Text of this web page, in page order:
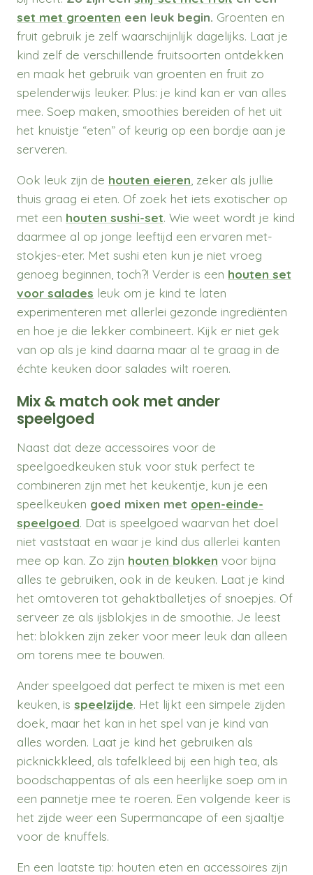
set met groenten een leuk begin. Groenten en
fruit gebruik je zelf waarschijnlijk dagelijks. Laat je
kind zelf de verschillende fruitsoorten ontdekken
en maak het gebruik van groenten en fruit zo
spelenderwijs leuker. Plus: je kind kan er van alles
mee. Soep maken, smoothies bereiden of het uit
het knuistje “eten” of keurig op een bordje aan je
serveren.
Ook leuk zijn de houten eieren , zeker als jullie
thuis graag ei eten. Of zoek het iets exotischer op
met een houten sushi-set. Wie weet wordt je kind
daarmee al op jonge leeftijd een ervaren met-
stokjes-eter. Met sushi eten kun je niet vroeg
genoeg beginnen, toch?! Verder is een houten set
voor salades leuk om je kind te laten
experimenteren met allerlei gezonde ingrediënten
en hoe je die lekker combineert. Kijk er niet gek
van op als je kind daarna maar al te graag in de
échte keuken door salades wilt roeren.
Mix & match ook met ander
speelgoed
Naast dat deze accessoires voor de
speelgoedkeuken stuk voor stuk perfect te
combineren zijn met het keukentje, kun je een
speelkeuken goed mixen met open-einde-
speelgoed. Dat is speelgoed waarvan het doel
niet vaststaat en waar je kind dus allerlei kanten
mee op kan. Zo zijn houten blokken voor bijna
alles te gebruiken, ook in de keuken. Laat je kind
het omtoveren tot gehaktballetjes of snoepjes. Of
serveer ze als ijsblokjes in de smoothie. Je leest
het: blokken zijn zeker voor meer leuk dan alleen
om torens mee te bouwen.
Ander speelgoed dat perfect te mixen is met een
keuken, is speelzijde. Het lijkt een simpele zijden
doek, maar het kan in het spel van je kind van
alles worden. Laat je kind het gebruiken als
picknickkleed, als tafelkleed bij een high tea, als
boodschappentas of als een heerlijke soep om in
een pannetje mee te roeren. Een volgende keer is
het zijde weer een Supermancape of een sjaaltje
voor de knuffels.
En een laatste tip: houten eten en accessoires zijn